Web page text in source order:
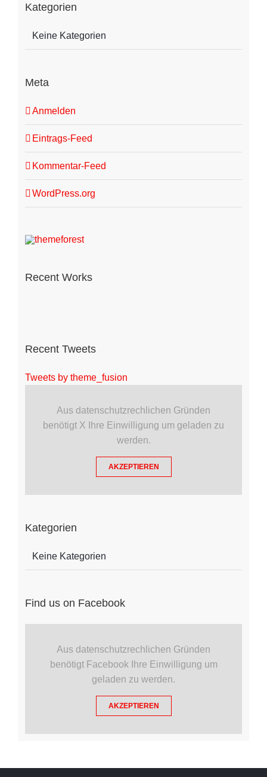
Kategorien
Keine Kategorien
Meta
Anmelden
Eintrags-Feed
Kommentar-Feed
WordPress.org
Recent Works
Recent Tweets
Tweets by theme_fusion
Aus datenschutzrechlichen Gründen
benötigt X Ihre Einwilligung um geladen zu
werden.
AKZEPTIEREN
Kategorien
Keine Kategorien
Find us on Facebook
Aus datenschutzrechlichen Gründen
benötigt Facebook Ihre Einwilligung um
geladen zu werden.
AKZEPTIEREN